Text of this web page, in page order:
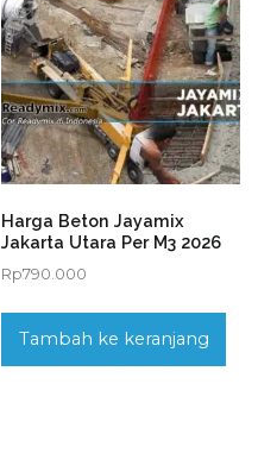
Harga Beton Jayamix
Jakarta Utara Per M3 2026
Rp790.000
Tambah ke keranjang